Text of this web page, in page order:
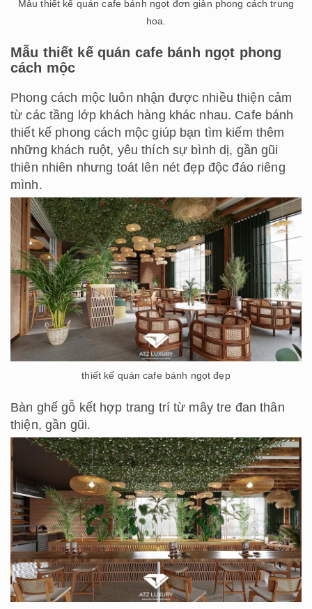
Mẫu thiết kế quán cafe bánh ngọt đơn giản phong cách trung
hoa.
Mẫu thiết kế quán cafe bánh ngọt phong
cách mộc
Phong cách mộc luôn nhận được nhiều thiện cảm
từ các tầng lớp khách hàng khác nhau. Cafe bánh
thiết kế phong cách mộc giúp bạn tìm kiếm thêm
những khách ruột, yêu thích sự bình dị, gần gũi
thiên nhiên nhưng toát lên nét đẹp độc đáo riêng
mình.
thiết kế quán cafe bánh ngọt đẹp
Bàn ghế gỗ kết hợp trang trí từ mây tre đan thân
thiện, gần gũi.